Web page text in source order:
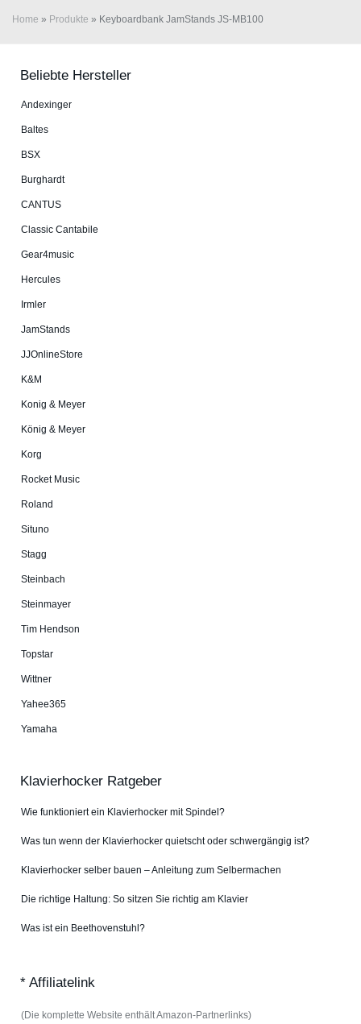
Home » Produkte » Keyboardbank JamStands JS-MB100
Beliebte Hersteller
An­dex­in­ger
Baltes
BSX
Burg­hardt
CANTUS
Classic Cantabile
Gear4music
Hercules
Irmler
JamStands
JJOnlineStore
K&M
Konig & Meyer
König & Meyer
Korg
Rocket Music
Roland
Situno
Stagg
Steinbach
Steinmayer
Tim Hendson
Topstar
Wittner
Yahee365
Yamaha
Klavierhocker Ratgeber
Wie funktioniert ein Klavierhocker mit Spindel?
Was tun wenn der Klavierhocker quietscht oder schwergängig ist?
Klavierhocker selber bauen – Anleitung zum Selbermachen
Die richtige Haltung: So sitzen Sie richtig am Klavier
Was ist ein Beethovenstuhl?
* Affiliatelink
(Die komplette Website enthält Amazon-Partnerlinks)